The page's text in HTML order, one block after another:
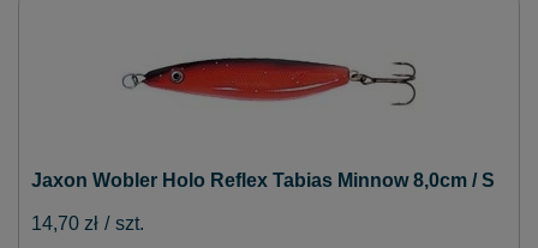
Jaxon Wobler Holo Reflex Tabias Minnow 8,0cm / S
14,70 zł / szt.